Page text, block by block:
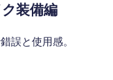
装備編
誤と使用感。